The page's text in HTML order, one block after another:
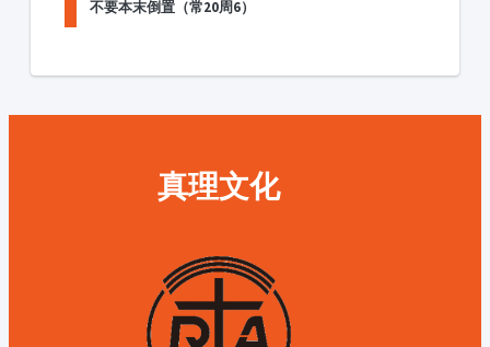
不要本末倒置（常20周6）
真理文化